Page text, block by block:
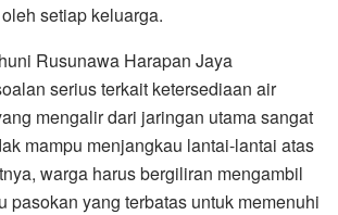
setiap keluarga.
Rusunawa Harapan Jaya
serius terkait ketersediaan air
mengalir dari jaringan utama sangat
mampu menjangkau lantai-lantai atas
warga harus bergiliran mengambil
pasokan yang terbatas untuk memenuhi